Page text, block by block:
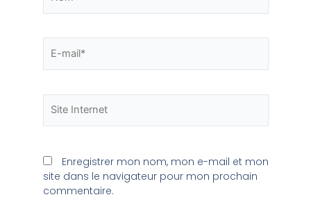
Enregistrer mon nom, mon e-mail et mon
site dans le navigateur pour mon prochain
commentaire.